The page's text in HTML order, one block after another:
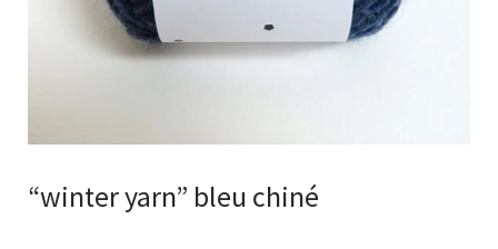
“winter yarn” bleu chiné